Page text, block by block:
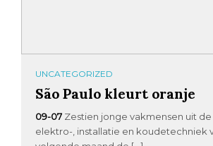
UNCATEGORIZED
São Paulo kleurt oranje
09-07 Zestien jonge vakmensen uit de
elektro-, installatie en koudetechniek